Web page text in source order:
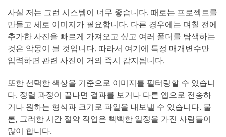
사실 저는 그런 시스템이 너무 좋습니다. 때로는 프로젝트를
만들고 세로 이미지가 필요합니다. 다른 경우에는 며칠 전에
추가한 사진을 빠르게 가져오고 싶고 여러 폴더를 탐색하는
것은 악몽이 될 것입니다. 따라서 여기에 특정 매개변수만
입력하면 관련 사진이 거의 즉시 감지됩니다.
또한 선택한 색상을 기준으로 이미지를 필터링할 수 있습니
다. 정렬 과정이 끝나면 결과를 보거나 다른 앱으로 전송하
거나 원하는 형식과 크기로 파일을 내보낼 수 있습니다. 물
론, 그러한 시간 절약 작업은 빡빡한 일정을 가진 사람들이
많이 합니다.